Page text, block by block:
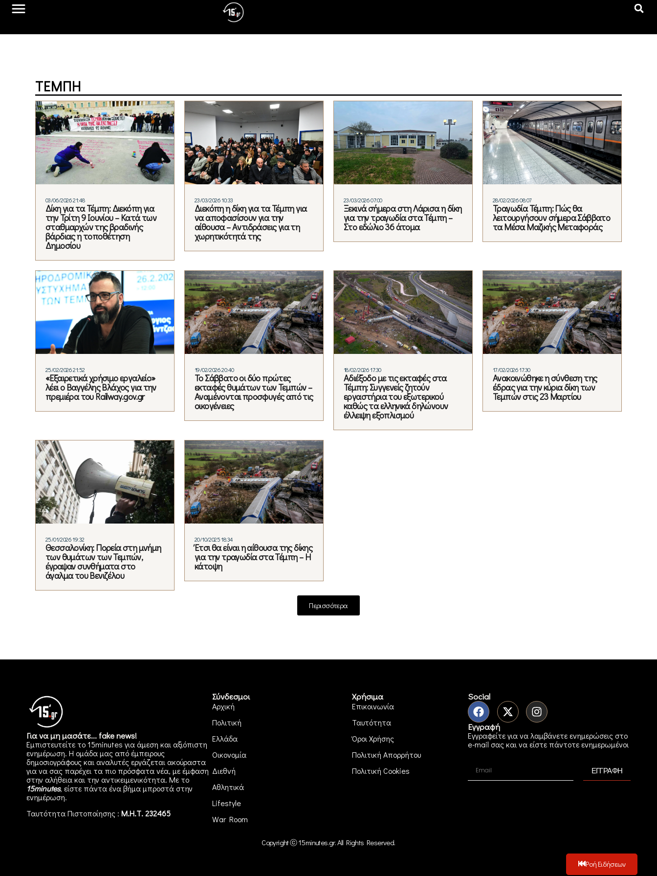
ΤΈΜΠΗ
03/06/2026 21:48
Δίκη για τα Τέμπη: Διεκόπη για
την Τρίτη 9 Ιουνίου – Κατά των
σταθμαρχών της βραδινής
βάρδιας η τοποθέτηση
Δημοσίου
23/03/2026 10:33
Διεκόπη η δίκη για τα Τέμπη για
να αποφασίσουν για την
αίθουσα – Aντιδράσεις για τη
χωρητικότητά της
23/03/2026 07:00
Ξεκινά σήμερα στη Λάρισα η δίκη
για την τραγωδία στα Τέμπη –
Στο εδώλιο 36 άτομα
28/02/2026 08:07
Τραγωδία Τέμπη: Πώς θα
λειτουργήσουν σήμερα Σάββατο
τα Μέσα Μαζικής Μεταφοράς
25/02/2026 21:52
«Εξαιρετικά χρήσιμο εργαλείο»
λέει ο Βαγγέλης Βλάχος για την
πρεμιέρα του Railway.gov.gr
19/02/2026 20:40
Το Σάββατο οι δύο πρώτες
εκταφές θυμάτων των Τεμπών –
Αναμένονται προσφυγές από τις
οικογένειες
18/02/2026 17:30
Αδιέξοδο με τις εκταφές στα
Τέμπη: Συγγενείς ζητούν
εργαστήρια του εξωτερικού
καθώς τα ελληνικά δηλώνουν
έλλειψη εξοπλισμού
17/02/2026 17:30
Ανακοινώθηκε η σύνθεση της
έδρας για την κύρια δίκη των
Τεμπών στις 23 Μαρτίου
25/01/2026 19:32
Θεσσαλονίκη: Πορεία στη μνήμη
των θυμάτων των Τεμπών,
έγραψαν συνθήματα στο
άγαλμα του Βενιζέλου
20/10/2025 18:34
Έτσι θα είναι η αίθουσα της δίκης
για την τραγωδία στα Τέμπη – Η
κάτοψη
Περισσότερα
Για να μη μασάτε... fake news!
Εμπιστευτείτε το 15minutes για άμεση και αξιόπιστη
ενημέρωση. Η ομάδα μας από έμπειρους
δημοσιογράφους και αναλυτές εργάζεται ακούραστα
για να σας παρέχει τα πιο πρόσφατα νέα, με έμφαση
στην αλήθεια και την αντικειμενικότητα. Με το
15minutes, είστε πάντα ένα βήμα μπροστά στην
ενημέρωση.
Ταυτότητα Πιστοποίησης : Μ.Η.Τ. 232465
Σύνδεσμοι
Αρχική
Πολιτική
Ελλάδα
Οικονομία
Διεθνή
Αθλητικά
Lifestyle
War Room
Χρήσιμα
Επικοινωνία
Ταυτότητα
Όροι Χρήσης
Πολιτική Απορρήτου
Πολιτική Cookies
Social
Εγγραφή
Εγγραφείτε για να λαμβάνετε ενημερώσεις στο
e-mail σας και να είστε πάντοτε ενημερωμένοι
ΕΓΓΡΑΦΗ
Copyright ⓒ 15minutes.gr. All Rights Reserved.
Ροή Ειδήσεων